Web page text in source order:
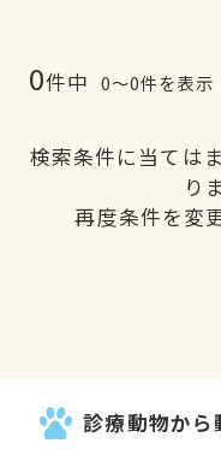
0件中 0〜0件を表示
検索条件に当ては
り
再度条件を変
診療動物から